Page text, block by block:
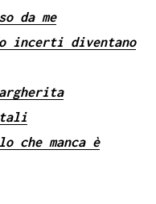
da me
incerti diventano
che manca è